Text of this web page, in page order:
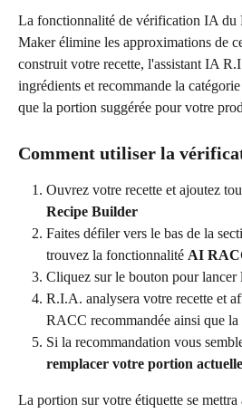
La fonctionnalité de vérification IA
Maker élimine les approximations de
construit votre recette, l'assistant IA
ingrédients et recommande la
que la portion suggérée pour votre
Comment utiliser la
Ouvrez votre recette et ajoutez
Recipe Builder
Faites défiler vers le bas de la
trouvez la fonctionnalité AI
Cliquez sur le bouton pour lancer
R.I.A. analysera votre recette et
RACC recommandée ainsi que la
Si la recommandation vous
remplacer votre portion actuelle
La portion sur votre étiquette se